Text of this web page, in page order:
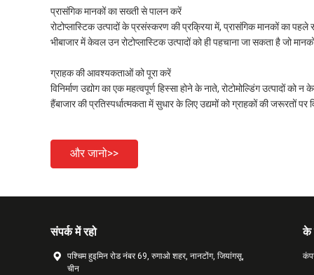
प्रासंगिक मानकों का सख्ती से पालन करें
रोटोप्लास्टिक उत्पादों के प्रसंस्करण की प्रक्रिया में, प्रासंगिक मानकों का
भीबाजार में केवल उन रोटोप्लास्टिक उत्पादों को ही पहचाना जा सकता है जो
ग्राहक की आवश्यकताओं को पूरा करें
विनिर्माण उद्योग का एक महत्वपूर्ण हिस्सा होने के नाते, रोटोमोल्डिंग उत्पादों
हैंबाजार की प्रतिस्पर्धात्मकता में सुधार के लिए उद्यमों को ग्राहकों की जरूरतों
और जानो>>
संपर्क में रहो
पश्चिम हुइमिन रोड नंबर 69, रुगाओ शहर, नानटोंग, जियांगसू,
चीन
के